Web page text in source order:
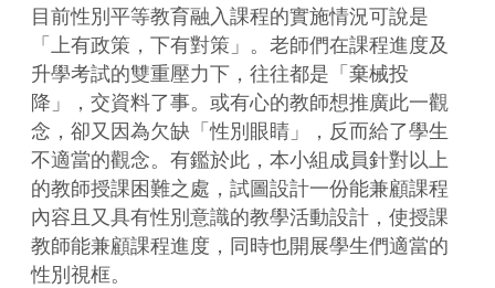
目前性別平等教育融入課程的實施情況可說是
「上有政策，下有對策」。老師們在課程進度及
升學考試的雙重壓力下，往往都是「棄械投
降」，交資料了事。或有心的教師想推廣此一觀
念，卻又因為欠缺「性別眼睛」，反而給了學生
不適當的觀念。有鑑於此，本小組成員針對以上
的教師授課困難之處，試圖設計一份能兼顧課程
內容且又具有性別意識的教學活動設計，使授課
教師能兼顧課程進度，同時也開展學生們適當的
性別視框。